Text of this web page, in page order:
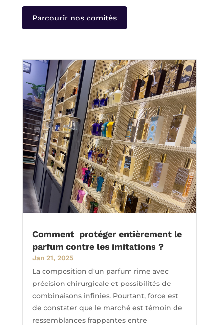
Parcourir nos comités
Comment protéger entièrement le
parfum contre les imitations ?
Jan 21, 2025
La composition d'un parfum rime avec
précision chirurgicale et possibilités de
combinaisons infinies. Pourtant, force est
de constater que le marché est témoin de
ressemblances frappantes entre